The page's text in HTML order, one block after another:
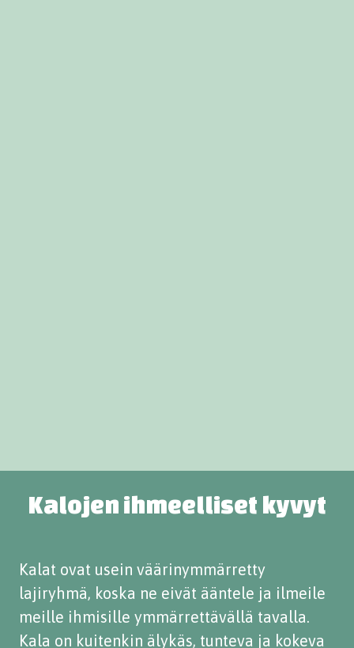
Kalojen ihmeelliset kyvyt
Kalat ovat usein väärinymmärretty
lajiryhmä, koska ne eivät ääntele ja ilmeile
meille ihmisille ymmärrettävällä tavalla.
Kala on kuitenkin älykäs, tunteva ja kokeva